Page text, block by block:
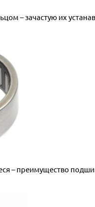
– зачастую их
– преимущество